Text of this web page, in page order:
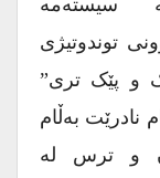
سیستەمە
توندوتیژی
و پێک تری”
بەڵام
و ترس لە